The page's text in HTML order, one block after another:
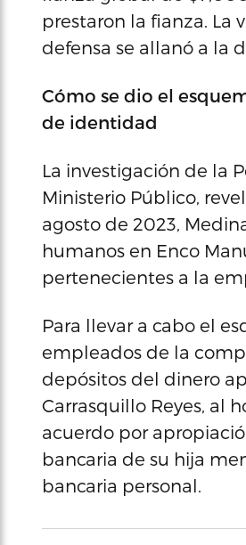
prestaron la fianza. La
defensa se allanó a la
Cómo se dio el
de identidad
La investigación de la
Ministerio Público,
agosto de 2023,
humanos en Enco
pertenecientes a la
Para llevar a cabo el
empleados de la
depósitos del dinero
Carrasquillo Reyes, al
acuerdo por
bancaria de su hija
bancaria personal.